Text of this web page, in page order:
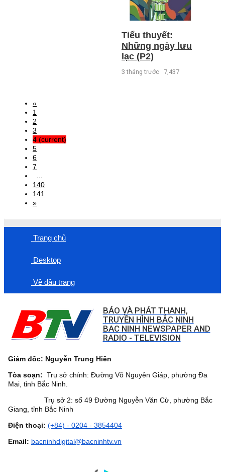
Tiểu thuyết:
Những ngày lưu
lạc (P2)
3 tháng trước 7,437
«
1
2
3
4 (current)
5
6
7
140
141
»
Trang chủ
Desktop
Về đầu trang
BÁO VÀ PHÁT THANH,
TRUYỀN HÌNH BẮC NINH
BAC NINH NEWSPAPER AND
RADIO - TELEVISION
Giám đốc: Nguyễn Trung Hiền
Tòa soạn: Trụ sở chính: Đường Võ Nguyên Giáp, phường Đa
Mai, tỉnh Bắc Ninh.
Trụ sở 2: số 49 Đường Nguyễn Văn Cừ, phường Bắc
Giang, tỉnh Bắc Ninh
Điện thoại: (+84) - 0204 - 3854404
Email: bacninhdigital@bacninhtv.vn